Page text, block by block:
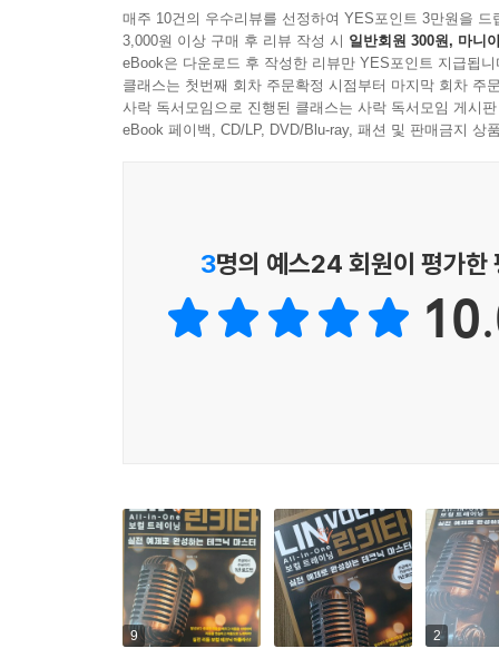
① 남자 음정연습 1단계
② 여자 음정연습 1단계
SECTION 02 기본음정 2단계
① 남자 음정
② 기본 음표 - 남자·여자
③ 기본 음표 - 남자·여자
④ 기본 음표 응용 - 남자·여자
CHAPTER 06 비브라토(Vibrato)
SECTION 01 비브라토의 기본 트레이닝
① 남자
② 여자
매주 10건의 우수리뷰를 선정하여 YES포인트 3만원을 드
3,000원 이상 구매 후 리뷰 작성 시 일반회원 300원, 마니
eBook은 다운로드 후 작성한 리뷰만 YES포인트 지급됩니
클래스는 첫번째 회차 주문확정 시점부터 마지막 회차 주
사락 독서모임으로 진행된 클래스는 사락 독서모임 게시
eBook 페이백, CD/LP, DVD/Blu-ray, 패션 및 판매금지 상
3명의 예스24 회원이 평가한
9 2